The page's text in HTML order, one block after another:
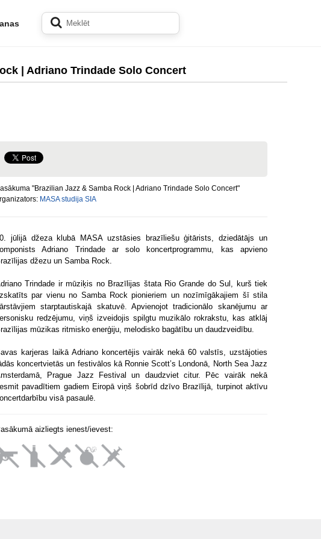
| Adriano Trindade Solo Concert
"Brazilian Jazz & Samba Rock | Adriano Trindade Solo Concert"
MASA studija SIA
jūlijā džeza klubā MASA uzstāsies brazīliešu ģitārists, dziedātājs un
Adriano Trindade ar solo koncertprogrammu, kas apvieno
džezu un Samba Rock.
Trindade ir mūziķis no Brazīlijas štata Rio Grande do Sul, kurš tiek
par vienu no Samba Rock pionieriem un nozīmīgākajiem šī stila
starptautiskajā skatuvē. Apvienojot tradicionālo skanējumu ar
redzējumu, viņš izveidojis spilgtu muzikālo rokrakstu, kas atklāj
mūzikas ritmisko enerģiju, melodisko bagātību un daudzveidību.
karjeras laikā Adriano koncertējis vairāk nekā 60 valstīs, uzstājoties
koncertvietās un festivālos kā Ronnie Scott’s Londonā, North Sea Jazz
Prague Jazz Festival un daudzviet citur. Pēc vairāk nekā
pavadītiem gadiem Eiropā viņš šobrīd dzīvo Brazīlijā, turpinot aktīvu
visā pasaulē.
aizliegts ienest/ievest: